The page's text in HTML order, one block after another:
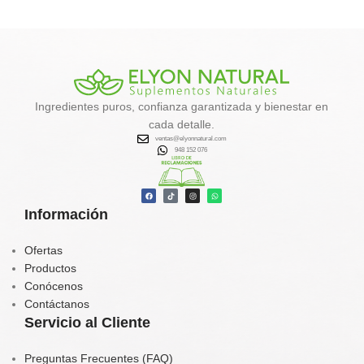
✔️
Favorece la eliminación de
toxinas
✔️Activa el metabolismo y la
quema de grasa natural
✔️Aporta energía, calcio, hierro y
vitaminas
✔️Contribuye al equilibrio
hormonal y tiroideo
Información
Ofertas
Productos
Conócenos
Contáctanos
Ingredientes puros, confianza garantizada y bienestar en
cada detalle.
ventas@elyonnatural.com
948 152 076
Servicio al Cliente
Preguntas Frecuentes (FAQ)